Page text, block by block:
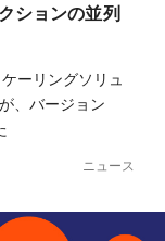
ションの並列
ーリングソリュ
、バージョン
ニュース